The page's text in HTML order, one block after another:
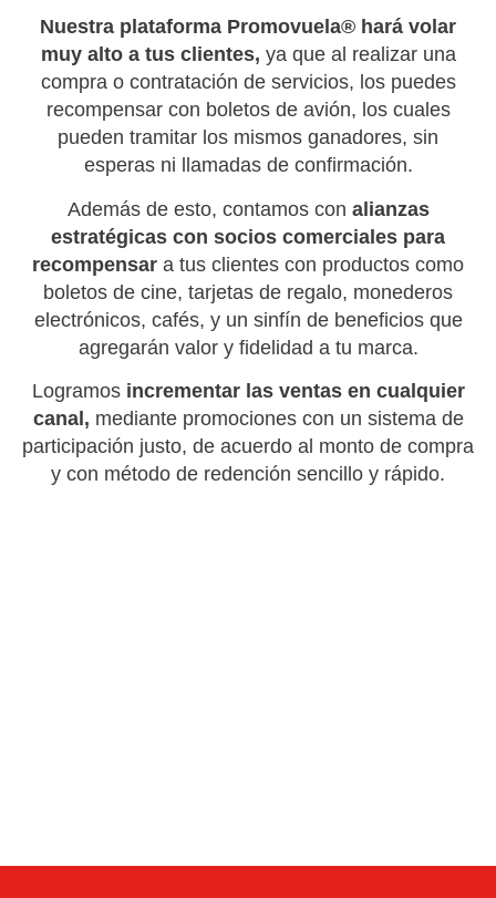
Nuestra plataforma Promovuela® hará volar
muy alto a tus clientes, ya que al realizar una
compra o contratación de servicios, los puedes
recompensar con boletos de avión, los cuales
pueden tramitar los mismos ganadores, sin
esperas ni llamadas de confirmación.
Además de esto, contamos con alianzas
estratégicas con socios comerciales para
recompensar a tus clientes con productos como
boletos de cine, tarjetas de regalo, monederos
electrónicos, cafés, y un sinfín de beneficios que
agregarán valor y fidelidad a tu marca.
Logramos incrementar las ventas en cualquier
canal, mediante promociones con un sistema de
participación justo, de acuerdo al monto de compra
y con método de redención sencillo y rápido.